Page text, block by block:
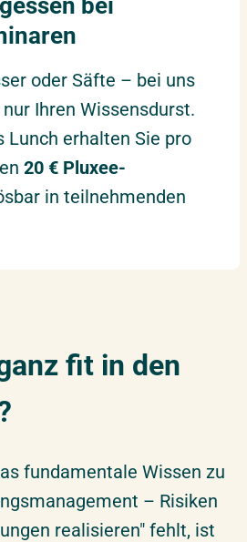
Düsseldorf
Live Online
oder Säfte – bei uns
Ihren Wissensdurst.
Lunch erhalten Sie pro
20 € Pluxee-
in teilnehmenden
fit in den
fundamentale Wissen zu
– Risiken
realisieren" fehlt, ist